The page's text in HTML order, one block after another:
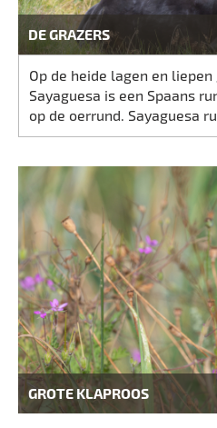
DE GRAZERS
Op de heide lagen en
Sayaguesa is een Spaans
op de oerrund. Sayaguesa
GROTE KLAPROOS